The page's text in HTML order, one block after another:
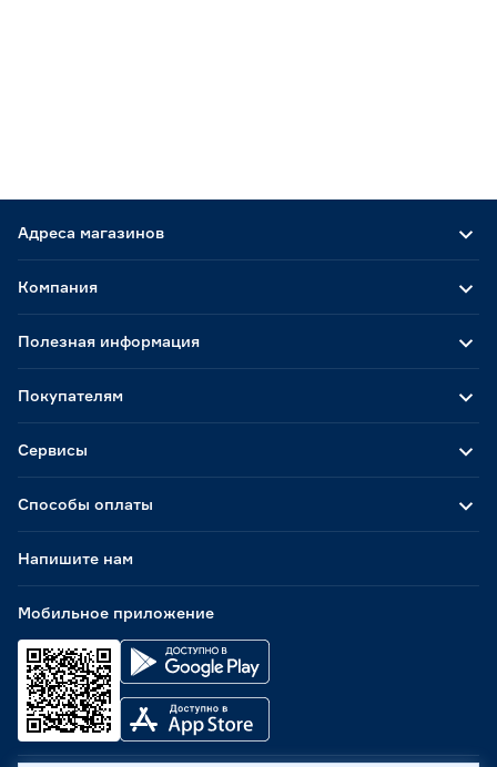
Адреса магазинов
Способы оплаты
Мобильное приложение
Компания
Полезная информация
Покупателям
Сервисы
Напишите нам